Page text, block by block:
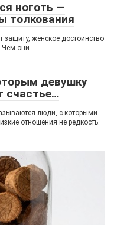
ноготь —
толкования
женское достоинство
Чем они
девушку
счастье…
люди, с которыми
отношения не редкость.